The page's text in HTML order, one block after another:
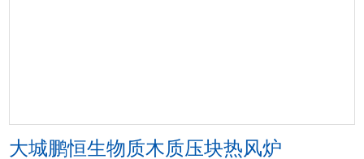
大城鹏恒生物质木质压块热风炉